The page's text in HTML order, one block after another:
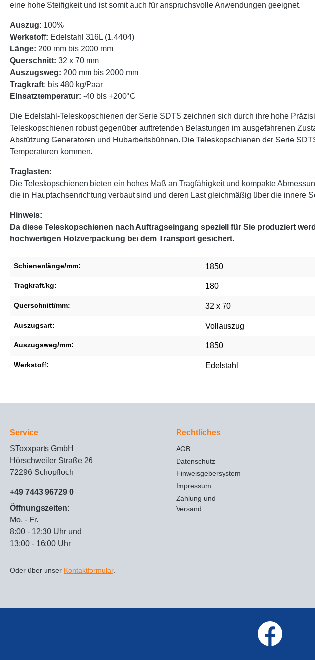
eine hohe Steifigkeit und ist somit auch für anspruchsvolle Anwendungen geeignet.
Auszug: 100%
Werkstoff: Edelstahl 316L (1.4404)
Länge: 200 mm bis 2000 mm
Querschnitt: 32 x 70 mm
Auszugsweg: 200 mm bis 2000 mm
Tragkraft: bis 480 kg/Paar
Einsatztemperatur: -40 bis +200°C
Die Edelstahl-Teleskopschienen der Serie SDTS zeichnen sich durch ihre hohe
Teleskopschienen robust gegenüber auftretenden Belastungen im ausgefahrenen
Abstützung Generatoren und Hubarbeitsbühnen. Die Teleskopschienen der Serie
Temperaturen kommen.
Traglasten:
Die Teleskopschienen bieten ein hohes Maß an Tragfähigkeit und kompakte
die in Hauptachsenrichtung verbaut sind und deren Last gleichmäßig über die innere
Hinweis:
Da diese Teleskopschienen nach Auftragseingang speziell für Sie produziert
hochwertigen Holzverpackung bei dem Transport gesichert.
Schienenlänge/mm: 1850
Tragkraft/kg: 180
Querschnitt/mm: 32 x 70
Auszugsart: Vollauszug
Auszugsweg/mm: 1850
Werkstoff: Edelstahl
Service
SToxxparts GmbH
Hörschweiler Straße 26
72296 Schopfloch
+49 7443 96729 0
Öffnungszeiten:
Mo. - Fr.
8:00 - 12:30 Uhr und
13:00 - 16:00 Uhr
Oder über unser Kontaktformular.
Rechtliches
AGB
Datenschutz
Hinweisgebersystem
Impressum
Zahlung und
Versand